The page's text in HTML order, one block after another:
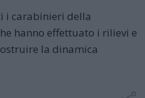
i carabinieri della
hanno effettuato i rilievi e
la dinamica